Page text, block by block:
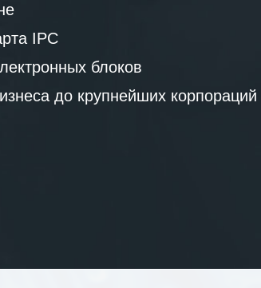
IPC
блоков
до крупнейших корпораций